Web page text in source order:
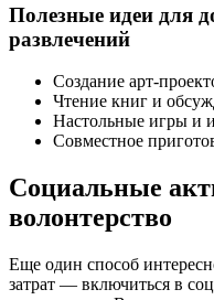
Полезные идеи для
развлечений
Создание арт-
Чтение книг и
Настольные игры и
Совместное
Социальные
волонтерство
Еще один способ
затрат — включиться в